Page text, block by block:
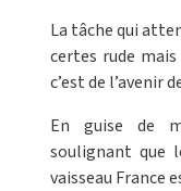
La tâche qui
certes rude
c’est de l’avenir
En guise de
soulignant que
vaisseau France